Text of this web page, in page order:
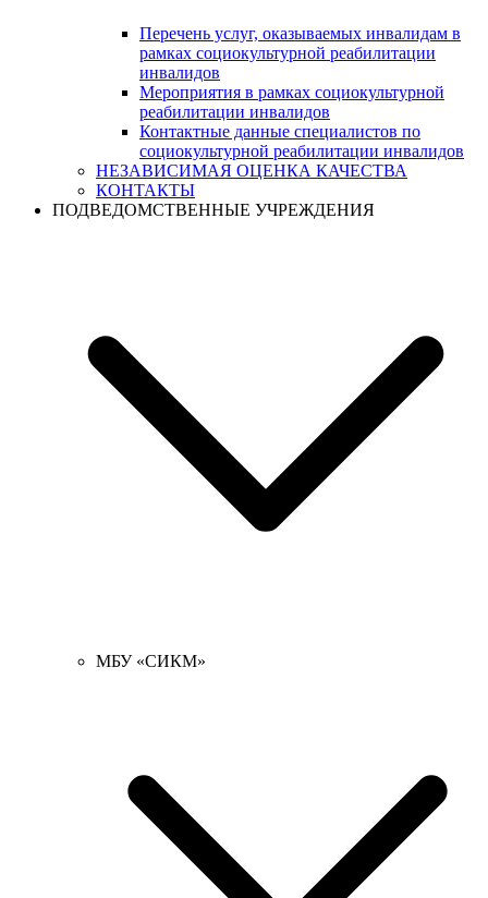
Перечень услуг, оказываемых инвалидам в
рамках социокультурной реабилитации
инвалидов
Мероприятия в рамках социокультурной
реабилитации инвалидов
Контактные данные специалистов по
социокультурной реабилитации инвалидов
НЕЗАВИСИМАЯ ОЦЕНКА КАЧЕСТВА
КОНТАКТЫ
ПОДВЕДОМСТВЕННЫЕ УЧРЕЖДЕНИЯ
МБУ «СИКМ»